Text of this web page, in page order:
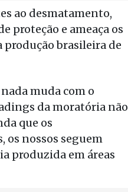
ao desmatamento,
proteção e ameaça os
brasileira de
muda com o
da moratória não
que os
nossos seguem
produzida em áreas